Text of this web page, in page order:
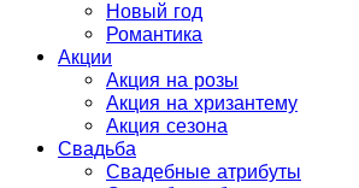
Новый год
Романтика
Акции
Акция на розы
Акция на хризантему
Акция сезона
Свадьба
Свадебные атрибуты